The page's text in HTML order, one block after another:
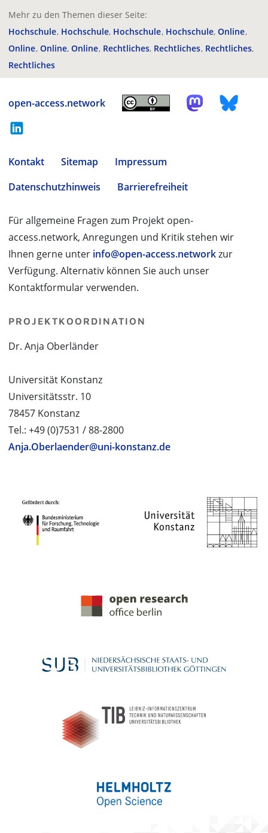
Mehr zu den Themen dieser Seite:
Hochschule Hochschule Hochschule Hochschule Online
Online Online Online Rechtliches Rechtliches Rechtliches
Rechtliches
open-access.network
Kontakt Sitemap
Impressum
Datenschutzhinweis
Barrierefreiheit
Für allgemeine Fragen zum Projekt open-
access.network, Anregungen und Kritik stehen wir
Ihnen gerne unter info@open-access.networkzur
Verfügung. Alternativ können Sie auch unser
Kontaktformular verwenden.
PROJEKTKOORDINATION
Dr. Anja Oberländer
Universität Konstanz
Universitätsstr. 10
78457 Konstanz
Tel.: +49 (0)7531 / 88-2800
Anja.Oberlaender@uni-konstanz.de